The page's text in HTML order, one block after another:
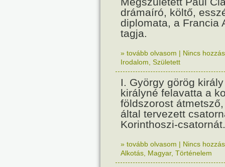
drámaíró, költő,
diplomata, a Francia
tagja.
» tovább olvasom | Nincs
Irodalom Született
I. György görög
királyné felavatta a
földszorost
által tervezett
Korinthoszi-csatornát.
» tovább olvasom | Nincs
Alkotás Magyar, Történelem